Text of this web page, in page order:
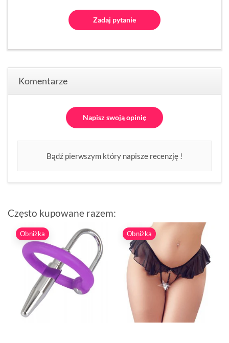
Zadaj pytanie
Komentarze
Napisz swoją opinię
Bądź pierwszym który napisze recenzję !
Często kupowane razem:
Obniżka Obniżka